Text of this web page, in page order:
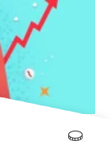
کسب درآمد از